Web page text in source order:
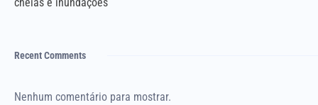
Recent Comments
Nenhum comentário para mostrar.